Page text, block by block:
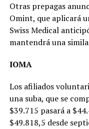
Otras prepagas
Omint, que aplicará
Swiss Medical
mantendrá una
IOMA
Los afiliados
una suba, que se
$39.715 pasará a
$49.818,5 desde